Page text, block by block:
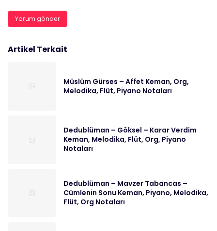
Artikel Terkait
Müslüm Gürses – Affet Keman, Org,
Melodika, Flüt, Piyano Notaları
Dedublüman – Göksel – Karar Verdim
Keman, Melodika, Flüt, Org, Piyano
Notaları
Dedublüman – Mavzer Tabancas –
Cümlenin Sonu Keman, Piyano, Melodika,
Flüt, Org Notaları